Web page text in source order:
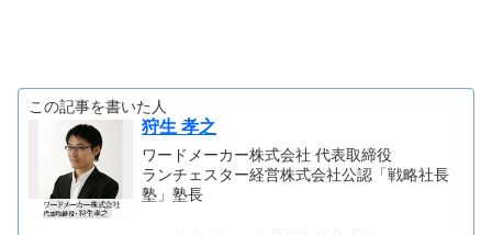
この記事を書いた人
狩生 孝之
ワードメーカー株式会社 代表取締役
ランチェスター経営株式会社公認「戦略社長
塾」塾長